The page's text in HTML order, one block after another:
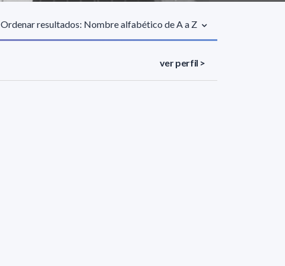
Ordenar resultados: Nombre alfabético de A a Z
ver perfil >